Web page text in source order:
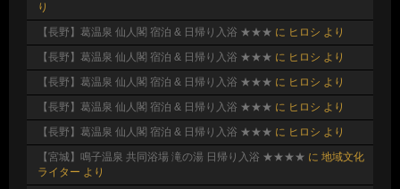
り
【長野】葛温泉 仙人閣 宿泊 & 日帰り入浴 ★★★ に ヒロシ より
【長野】葛温泉 仙人閣 宿泊 & 日帰り入浴 ★★★ に ヒロシ より
【長野】葛温泉 仙人閣 宿泊 & 日帰り入浴 ★★★ に ヒロシ より
【長野】葛温泉 仙人閣 宿泊 & 日帰り入浴 ★★★ に ヒロシ より
【長野】葛温泉 仙人閣 宿泊 & 日帰り入浴 ★★★ に ヒロシ より
【宮城】鳴子温泉 共同浴場 滝の湯 日帰り入浴 ★★★★ に 地域文化
ライター より